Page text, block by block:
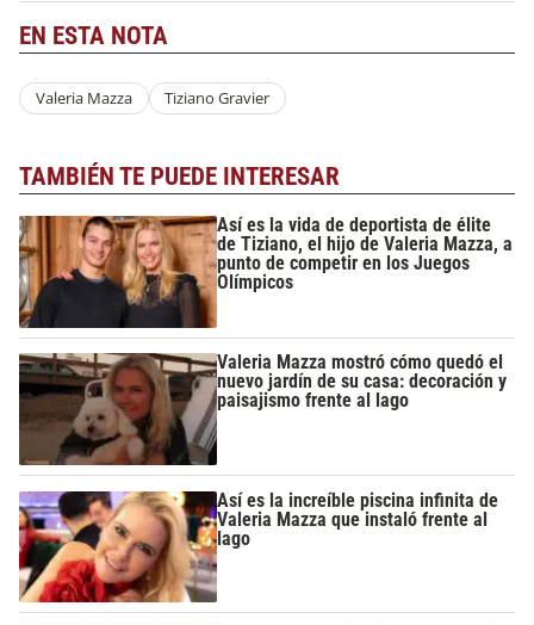
EN ESTA NOTA
Valeria Mazza Tiziano Gravier
TAMBIÉN TE PUEDE INTERESAR
Así es la vida de deportista de élite
de Tiziano, el hijo de Valeria Mazza, a
punto de competir en los Juegos
Olímpicos
Valeria Mazza mostró cómo quedó el
nuevo jardín de su casa: decoración y
paisajismo frente al lago
Así es la increíble piscina infinita de
Valeria Mazza que instaló frente al
lago